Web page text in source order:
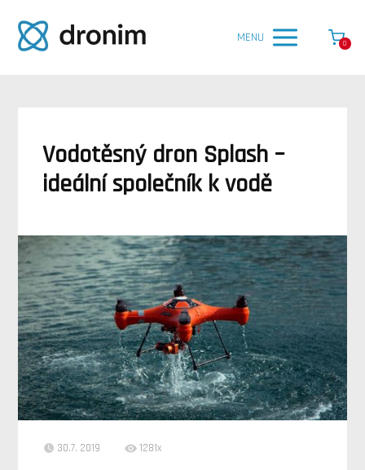
MENU 0
Vodotěsný dron Splash –
ideální společník k vodě
30.7. 2019 1281x